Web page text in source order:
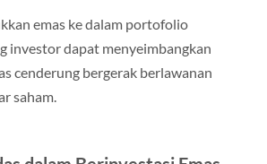
emas ke dalam portofolio
investor dapat menyeimbangkan
cenderung bergerak berlawanan
saham.